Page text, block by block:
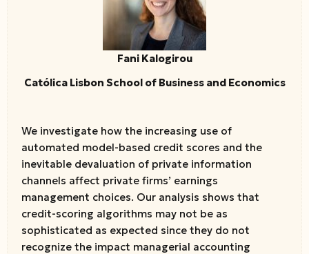
Fani Kalogirou
Católica Lisbon School of Business and Economics
We investigate how the increasing use of
automated model-based credit scores and the
inevitable devaluation of private information
channels affect private firms’ earnings
management choices. Our analysis shows that
credit-scoring algorithms may not be as
sophisticated as expected since they do not
recognize the impact managerial accounting